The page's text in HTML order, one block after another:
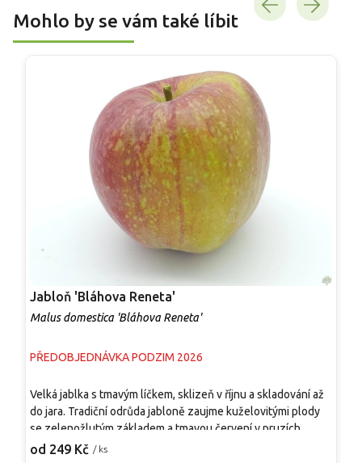
Mohlo by se vám také líbit
Jabloň 'Bláhova Reneta'
Malus domestica 'Bláhova Reneta'
PŘEDOBJEDNÁVKA PODZIM 2026
od 249 Kč / ks
Velká jablka s tmavým líčkem, sklizeň v říjnu a skladování až
do jara. Tradiční odrůda jabloně zaujme kuželovitými plody
se zelenožlutým základem a tmavou červení v pruzích,
doplněnou nápadnými bílými lenticelami. Dužnina je